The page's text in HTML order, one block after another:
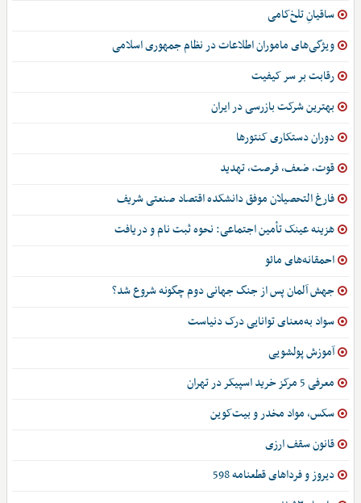
ساقیانِ تلخ‌کامی
ویژگی‌های ماموران اطلاعات در نظام جمهوری اسلامی
رقابت بر سر کیفیت
بهترین شرکت بازرسی در ایران
دوران دستکاری کنتورها
قوت، ضعف، فرصت، تهدید
فارغ التحصیلان موفق دانشکده اقتصاد صنعتی شریف
هزینه عینک تأمین اجتماعی: نحوه ثبت نام و دریافت
احمقانه‌های مائو
جهش آلمان پس از جنگ جهانی دوم چگونه شروع شد؟
سواد به‌معنای توانایی درک دنیاست
آموزش پولشویی
معرفی 5 مرکز خرید اسپیکر در تهران
سکس، مواد مخدر و بیت‌کوین
قانون سقف ارزی
دیروز و فرداهای قطعنامه 598